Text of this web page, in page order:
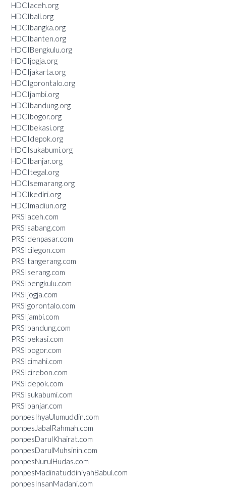
HDCIaceh.org
HDCIbali.org
HDCIbangka.org
HDCIbanten.org
HDCIBengkulu.org
HDCIjogja.org
HDCIjakarta.org
HDCIgorontalo.org
HDCIjambi.org
HDCIbandung.org
HDCIbogor.org
HDCIbekasi.org
HDCIdepok.org
HDCIsukabumi.org
HDCIbanjar.org
HDCItegal.org
HDCIsemarang.org
HDCIkediri.org
HDCImadiun.org
PRSIaceh.com
PRSIsabang.com
PRSIdenpasar.com
PRSIcilegon.com
PRSItangerang.com
PRSIserang.com
PRSIbengkulu.com
PRSIjogja.com
PRSIgorontalo.com
PRSIjambi.com
PRSIbandung.com
PRSIbekasi.com
PRSIbogor.com
PRSIcimahi.com
PRSIcirebon.com
PRSIdepok.com
PRSIsukabumi.com
PRSIbanjar.com
ponpesIhyaUlumuddin.com
ponpesJabalRahmah.com
ponpesDarulKhairat.com
ponpesDarulMuhsinin.com
ponpesNurulHudas.com
ponpesMadinatuddiniyahBabul.com
ponpesInsanMadani.com